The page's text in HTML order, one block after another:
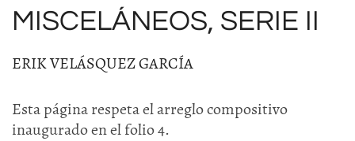
MISCELÁNEOS, SERIE II
ERIK VELÁSQUEZ GARCÍA
Esta página respeta el arreglo compositivo
inaugurado en el folio 4.